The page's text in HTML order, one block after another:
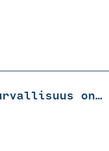
Asiakkaidemme turvallisuus on meille tärkeintä